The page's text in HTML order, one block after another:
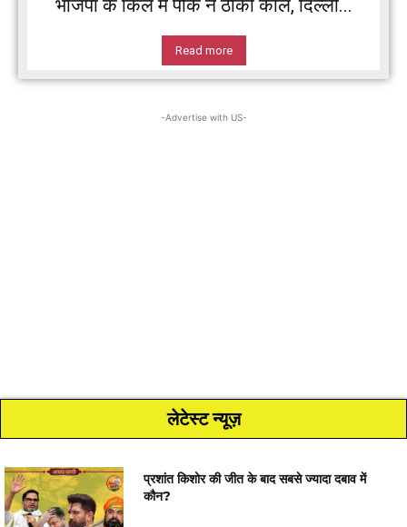
भाजपा के किले में पीके ने ठोकी कील, दिल्ली...
Read more
-Advertise with US-
लेटेस्ट न्यूज़
प्रशांत किशोर की जीत के बाद सबसे ज्यादा दबाव में
कौन?